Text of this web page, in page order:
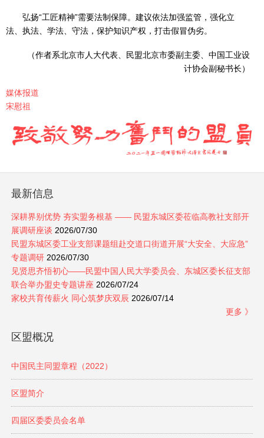
弘扬“工匠精神”需要法制保障。建议依法加强监管，强化立
法、执法、学法、守法，保护知识产权，打击假冒伪劣。
（作者系北京市人大代表、民盟北京市委副主委、中国工业设
计协会副秘书长）
媒体报道
宋慰祖
最新信息
深耕界别优势 夯实盟务根基 —— 民盟东城区委莅临高教社支部开
展调研座谈 2026/07/30
民盟东城区委工业支部课题组赴交道口街道开展“大安全、大应急”
专题调研2026/07/30
见贤思齐悟初心——民盟中国人民大学委员会、东城区委长征支部
联合举办盟史专题讲座 2026/07/24
家校共育传薪火 同心筑梦庆双辰 2026/07/14
更多 》
区盟概况
中国民主同盟章程（2022）
区盟简介
四届区委委员会名单